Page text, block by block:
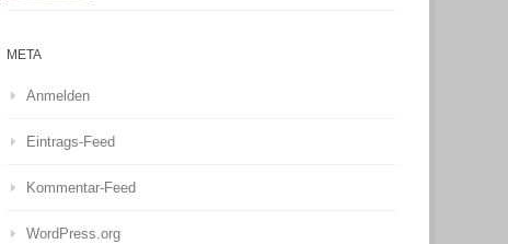
META
Anmelden
Eintrags-Feed
Kommentar-Feed
WordPress.org